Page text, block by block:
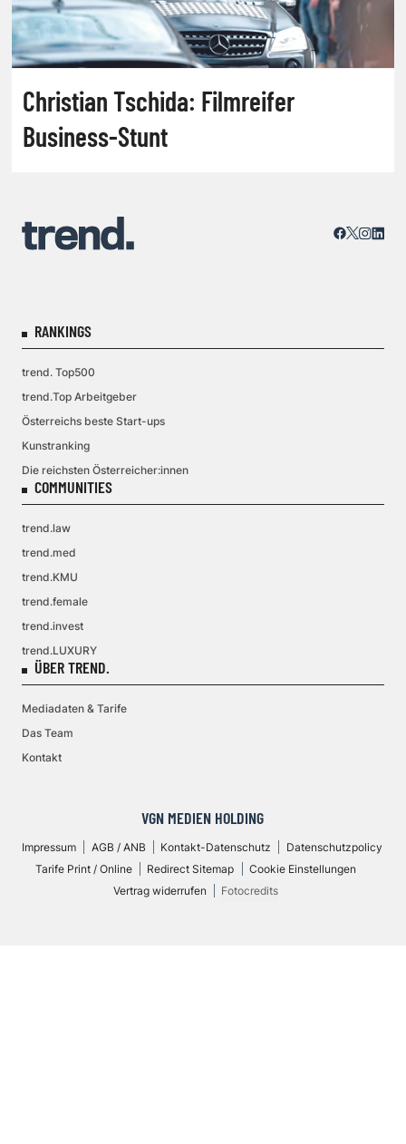
Christian Tschida: Filmreifer
Business-Stunt
RANKINGS
trend. Top500
trend.Top Arbeitgeber
Österreichs beste Start-ups
Kunstranking
Die reichsten Österreicher:innen
COMMUNITIES
trend.law
trend.med
trend.KMU
trend.female
trend.invest
trend.LUXURY
ÜBER TREND.
Mediadaten & Tarife
Das Team
Kontakt
VGN MEDIEN HOLDING
Impressum AGB / ANB Kontakt-Datenschutz
Datenschutzpolicy
Tarife Print / Online
Redirect Sitemap
Cookie Einstellungen
Vertrag widerrufen
Fotocredits